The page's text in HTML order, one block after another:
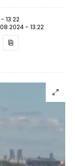
13:22
- 13:22